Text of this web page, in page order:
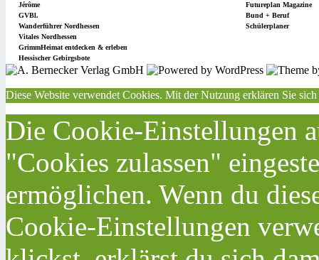
Jérôme
Futureplan Magazine
GVBl.
Bund + Beruf
Wanderführer Nordhessen
Schülerplaner
Vitales Nordhessen
GrimmHeimat entdecken & erleben
Hessischer Gebirgsbote
Diese Website verwendet Cookies. Mit der Nutzung erklären Sie
Die Cookie-Einstellungen
"Cookies zulassen"
ermöglichen. Wenn du
Cookie-Einstellungen